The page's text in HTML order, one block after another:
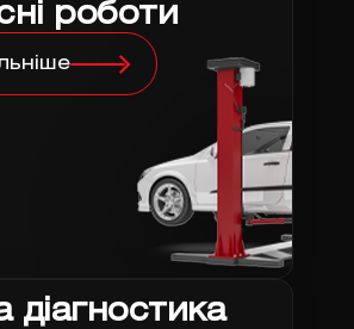
роботи
діагностика